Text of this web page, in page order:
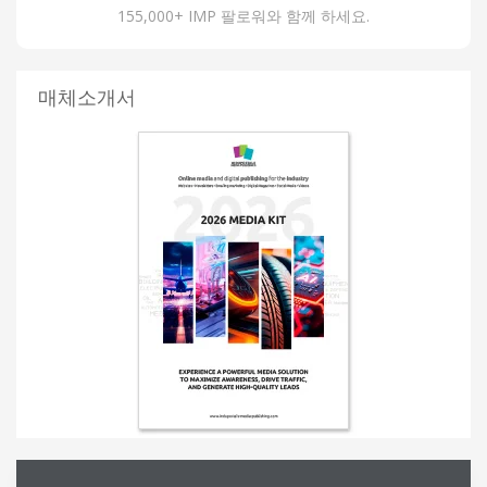
155,000+ IMP 팔로워와 함께 하세요.
매체소개서